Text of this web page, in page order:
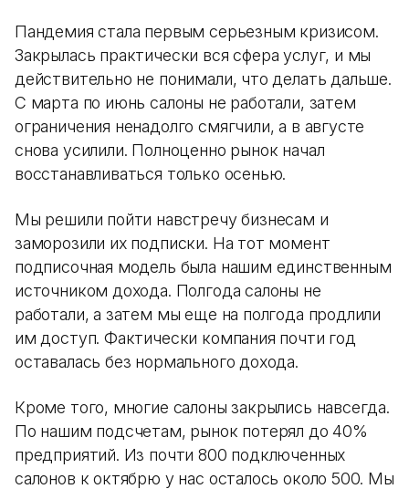
Пандемия стала первым серьезным кризисом.
Закрылась практически вся сфера услуг, и мы
действительно не понимали, что делать дальше.
С марта по июнь салоны не работали, затем
ограничения ненадолго смягчили, а в августе
снова усилили. Полноценно рынок начал
восстанавливаться только осенью.
Мы решили пойти навстречу бизнесам и
заморозили их подписки. На тот момент
подписочная модель была нашим единственным
источником дохода. Полгода салоны не
работали, а затем мы еще на полгода продлили
им доступ. Фактически компания почти год
оставалась без нормального дохода.
Кроме того, многие салоны закрылись навсегда.
По нашим подсчетам, рынок потерял до 40%
предприятий. Из почти 800 подключенных
салонов к октябрю у нас осталось около 500. Мы